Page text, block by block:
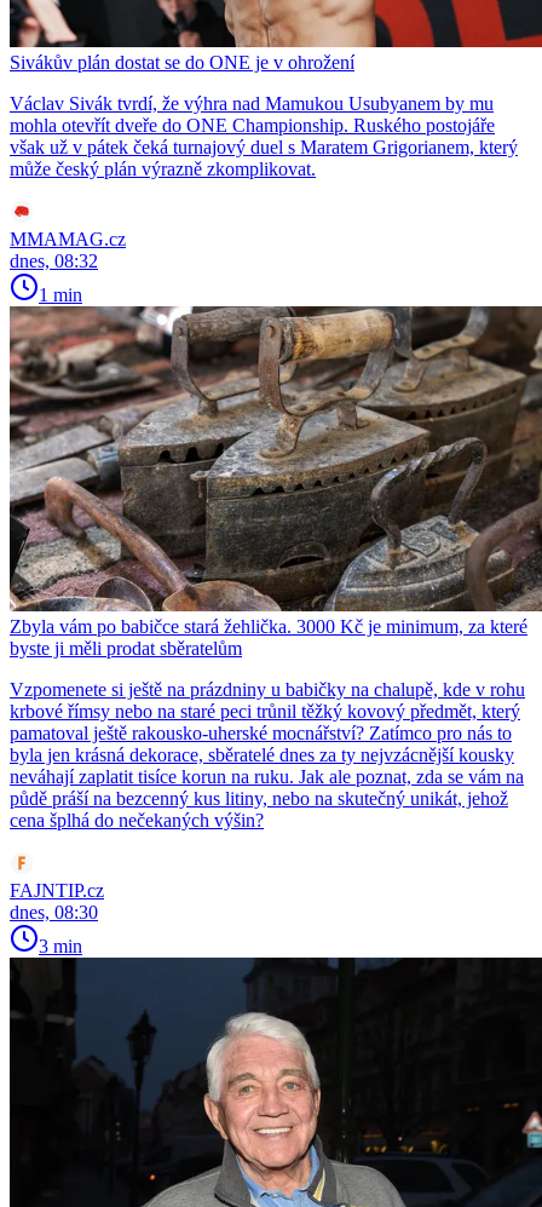
Sivákův plán dostat se do ONE je v ohrožení
Václav Sivák tvrdí, že výhra nad Mamukou Usubyanem by mu
mohla otevřít dveře do ONE Championship. Ruského postojáře
však už v pátek čeká turnajový duel s Maratem Grigorianem, který
může český plán výrazně zkomplikovat.
MMAMAG.cz
dnes, 08:32
1 min
Zbyla vám po babičce stará žehlička. 3000 Kč je minimum, za které
byste ji měli prodat sběratelům
Vzpomenete si ještě na prázdniny u babičky na chalupě, kde v rohu
krbové římsy nebo na staré peci trůnil těžký kovový předmět, který
pamatoval ještě rakousko-uherské mocnářství? Zatímco pro nás to
byla jen krásná dekorace, sběratelé dnes za ty nejvzácnější kousky
neváhají zaplatit tisíce korun na ruku. Jak ale poznat, zda se vám na
půdě práší na bezcenný kus litiny, nebo na skutečný unikát, jehož
cena šplhá do nečekaných výšin?
FAJNTIP.cz
dnes, 08:30
3 min